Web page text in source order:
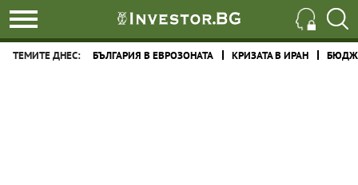
ТЕМИТЕ ДНЕС: БЪЛГАРИЯ В ЕВРОЗОНАТА КРИЗАТА В ИРАН